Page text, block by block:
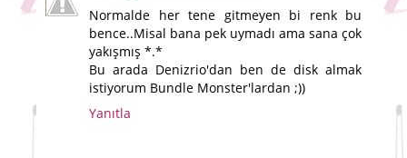
Normalde her tene gitmeyen bi renk bu
bence..Misal bana pek uymadı ama sana çok
yakışmış *.*
Bu arada Denizrio'dan ben de disk almak
istiyorum Bundle Monster'lardan ;))
Yanıtla